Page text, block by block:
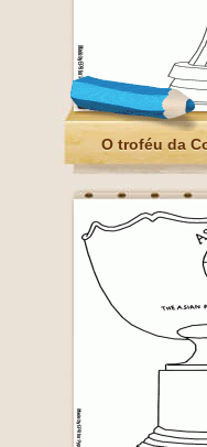
O troféu da